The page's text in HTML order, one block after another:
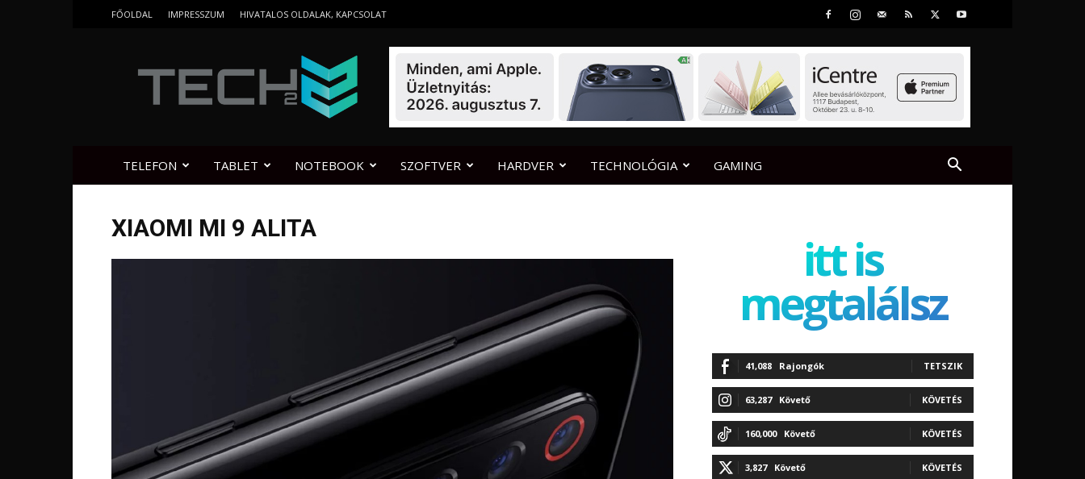
FŐOLDAL IMPRESSZUM HIVATALOS OLDALAK, KAPCSOLAT
TELEFON TABLET NOTEBOOK SZOFTVER HARDVER TECHNOLÓGIA GAMING
XIAOMI MI 9 ALITA
itt is
megtalálsz
41,088 Rajongók TETSZIK
63,287 Követő KÖVETÉS
160,000 Követő KÖVETÉS
3,827 Követő KÖVETÉS